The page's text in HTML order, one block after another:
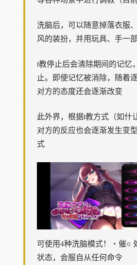
洗脑后，可以随意掉落衣服
风的装扮，并用玩具、手一
t教停止后会清除期间的记忆
止。即使记忆被消除，随着
对方的态度还会逐渐改变
此外界，根据t教方式（如什
对方的反应也会逐渐发生变
式
可使用4种洗脑模式！・催○
状态，会服自从任何命令